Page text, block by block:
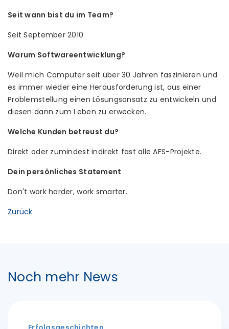
Seit wann bist du im Team?
Seit September 2010
Warum Softwareentwicklung?
Weil mich Computer seit über 30 Jahren faszinieren und
es immer wieder eine Herausforderung ist, aus einer
Problemstellung einen Lösungsansatz zu entwickeln und
diesen dann zum Leben zu erwecken.
Welche Kunden betreust du?
Direkt oder zumindest indirekt fast alle AFS-Projekte.
Dein persönliches Statement
Don't work harder, work smarter.
Zurück
Noch mehr News